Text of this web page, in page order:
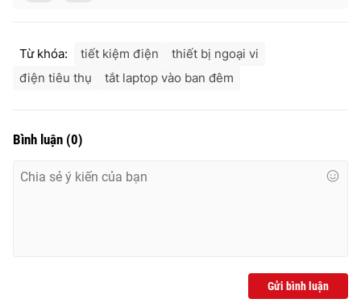
® Cấm sao chép dưới mọi hình thức nếu không có sự chấp
Từ khóa: tiết kiệm điện
thiết bị ngoại vi
điện tiêu thụ
tắt laptop vào ban đêm
Bình luận (0)
Gửi bình luận